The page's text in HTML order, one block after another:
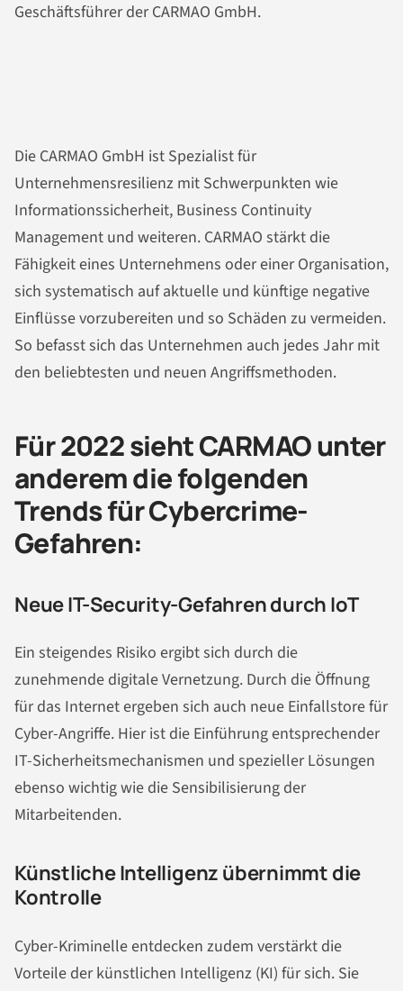
Geschäftsführer der CARMAO GmbH.
Die CARMAO GmbH ist Spezialist für
Unternehmensresilienz mit Schwerpunkten wie
Informationssicherheit, Business Continuity
Management und weiteren. CARMAO stärkt die
Fähigkeit eines Unternehmens oder einer Organisation,
sich systematisch auf aktuelle und künftige negative
Einflüsse vorzubereiten und so Schäden zu vermeiden.
So befasst sich das Unternehmen auch jedes Jahr mit
den beliebtesten und neuen Angriffsmethoden.
Für 2022 sieht CARMAO unter
anderem die folgenden
Trends für Cybercrime-
Gefahren:
Neue IT-Security-Gefahren durch IoT
Ein steigendes Risiko ergibt sich durch die
zunehmende digitale Vernetzung. Durch die Öffnung
für das Internet ergeben sich auch neue Einfallstore für
Cyber-Angriffe. Hier ist die Einführung entsprechender
IT-Sicherheitsmechanismen und spezieller Lösungen
ebenso wichtig wie die Sensibilisierung der
Mitarbeitenden.
Künstliche Intelligenz übernimmt die
Kontrolle
Cyber-Kriminelle entdecken zudem verstärkt die
Vorteile der künstlichen Intelligenz (KI) für sich. Sie